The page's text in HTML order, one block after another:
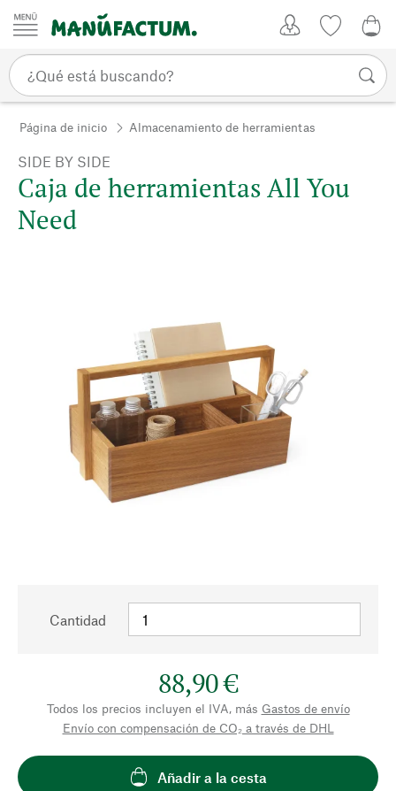
Ir al contenido
Página de inicio Almacenamiento de herramientas
SIDE BY SIDE
Caja de herramientas All You
Need
Cantidad
88,90 €
Todos los precios incluyen el IVA, más Gastos de envío
Envío con compensación de CO₂ a través de DHL
Añadir a la cesta